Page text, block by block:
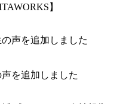
】
を追加しました